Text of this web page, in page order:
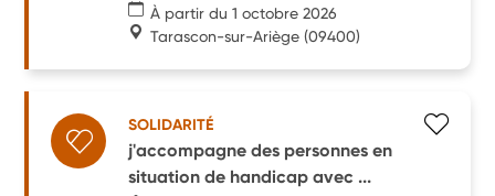
À partir du 1 octobre 2026
Tarascon-sur-Ariège (09400)
SOLIDARITÉ
j'accompagne des personnes en
situation de handicap avec ...